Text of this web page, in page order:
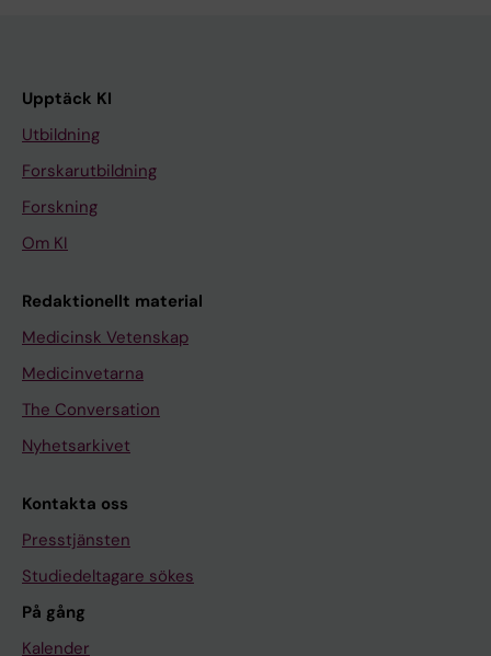
Upptäck KI
Utbildning
Forskarutbildning
Forskning
Om KI
Redaktionellt material
Medicinsk Vetenskap
Medicinvetarna
The Conversation
Nyhetsarkivet
Kontakta oss
Presstjänsten
Studiedeltagare sökes
På gång
Kalender